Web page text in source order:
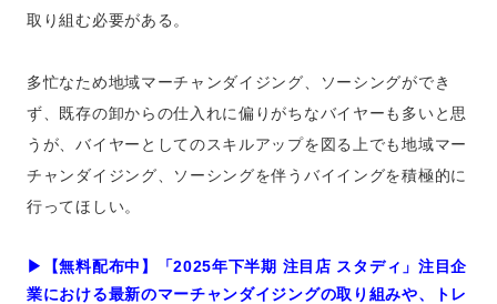
取り組む必要がある。
多忙なため地域マーチャンダイジング、ソーシングができ
ず、既存の卸からの仕入れに偏りがちなバイヤーも多いと思
うが、バイヤーとしてのスキルアップを図る上でも地域マー
チャンダイジング、ソーシングを伴うバイイングを積極的に
行ってほしい。
▶︎【無料配布中】「2025年下半期 注目店 スタディ」注目企
業における最新のマーチャンダイジングの取り組みや、トレ